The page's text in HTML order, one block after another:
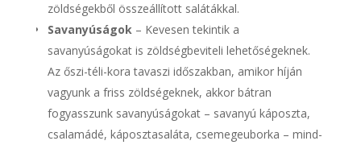
zöldségekből összeállított salátákkal.
Savanyúságok– Kevesen tekintik a
savanyúságokat is zöldségbeviteli lehetőségeknek.
Az őszi-téli-kora tavaszi időszakban, amikor híján
vagyunk a friss zöldségeknek, akkor bátran
fogyasszunk savanyúságokat – savanyú káposzta,
csalamádé, káposztasaláta, csemegeuborka – mind-